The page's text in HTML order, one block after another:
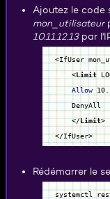
,
'port'=>
,
'compte'
, 'mdp' =>
, 'ssl'=>
, 'liste'
[
,
'destination'=>'/
);
Ajoutez le code
mon_utilisateur
10.11.12.13par
<IfUser
<Limit
Allow
DenyAll
</Limit>
</IfUser>
Rédémarrer le
systemctl